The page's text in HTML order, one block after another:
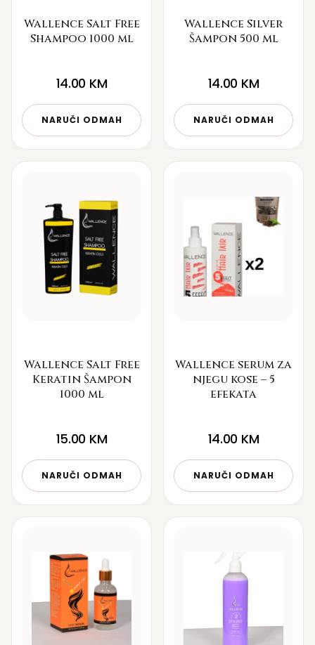
Wallence Salt Free
Shampoo 1000 ml
14.00 KM
NARUČI ODMAH
Wallence Silver
Šampon 500 ml
14.00 KM
NARUČI ODMAH
Wallence Salt Free
Keratin Šampon
1000 ml
15.00 KM
NARUČI ODMAH
Wallence serum za
njegu kose – 5
efekata
14.00 KM
NARUČI ODMAH